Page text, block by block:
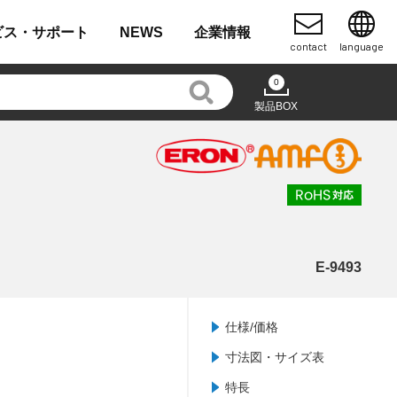
・ サポート NEWS 企業情報
contact language
0
製品BOX
E-9493
仕様/価格
寸法図・サイズ表
特長